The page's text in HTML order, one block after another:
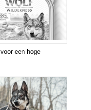
voor een hoge